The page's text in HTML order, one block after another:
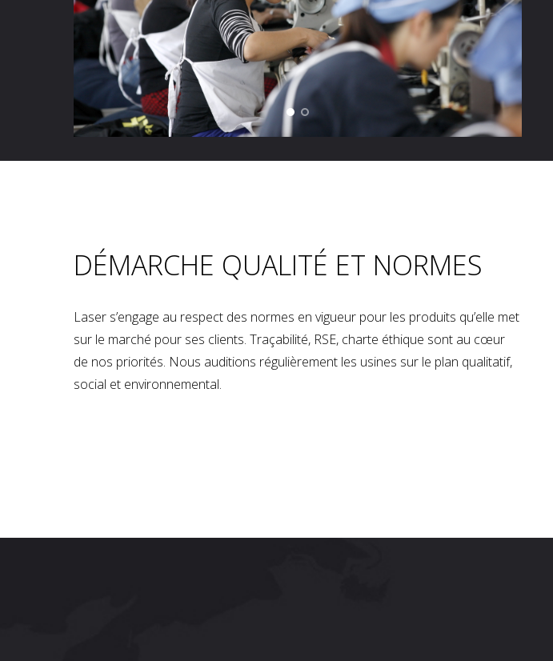
DÉMARCHE QUALITÉ ET NORMES
Laser s’engage au respect des normes en vigueur pour les produits qu’elle met
sur le marché pour ses clients. Traçabilité, RSE, charte éthique sont au cœur
de nos priorités. Nous auditions régulièrement les usines sur le plan qualitatif,
social et environnemental.